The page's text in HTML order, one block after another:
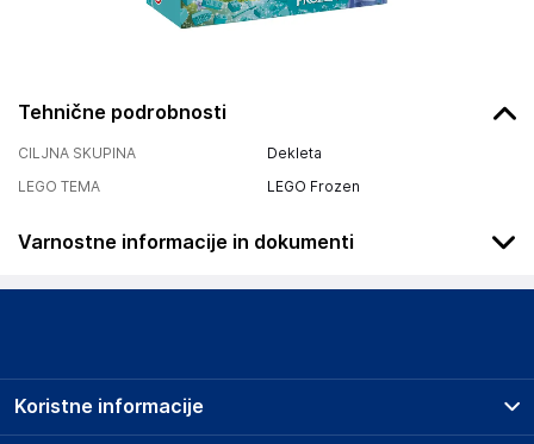
Tehnične podrobnosti
CILJNA SKUPINA
Dekleta
LEGO TEMA
LEGO Frozen
Varnostne informacije in dokumenti
Podatki o proizvajalcu
LEGO System A/S
Koristne informacije